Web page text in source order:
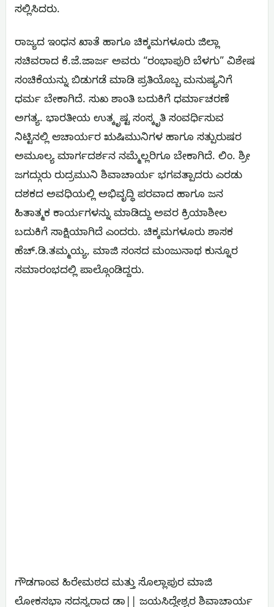
ಸಲ್ಲಿಸಿದರು.
ರಾಜ್ಯದ ಇಂಧನ ಖಾತೆ ಹಾಗೂ ಚಿಕ್ಕಮಗಳೂರು ಜಿಲ್ಲಾ
ಸಚಿವರಾದ ಕೆ.ಜೆ.ಜಾರ್ಜ ಅವರು “ರಂಭಾಪುರಿ ಬೆಳಗು” ವಿಶೇಷ
ಸಂಚಿಕೆಯನ್ನು ಬಿಡುಗಡೆ ಮಾಡಿ ಪ್ರತಿಯೊಬ್ಬ ಮನುಷ್ಯನಿಗೆ
ಧರ್ಮ ಬೇಕಾಗಿದೆ. ಸುಖ ಶಾಂತಿ ಬದುಕಿಗೆ ಧರ್ಮಾಚರಣೆ
ಅಗತ್ಯ. ಭಾರತೀಯ ಉತ್ಕೃಷ್ಟ ಸಂಸ್ಕೃತಿ ಸಂವರ್ಧಿಸುವ
ನಿಟ್ಟಿನಲ್ಲಿ ಆಚಾರ್ಯರ ಋಷಿಮುನಿಗಳ ಹಾಗೂ ಸತ್ಪುರುಷರ
ಅಮೂಲ್ಯ ಮಾರ್ಗದರ್ಶನ ನಮ್ಮೆಲ್ಲರಿಗೂ ಬೇಕಾಗಿದೆ. ಲಿಂ. ಶ್ರೀ
ಜಗದ್ಗುರು ರುದ್ರಮುನಿ ಶಿವಾಚಾರ್ಯ ಭಗವತ್ಪಾದರು ಎರಡು
ದಶಕದ ಅವಧಿಯಲ್ಲಿ ಅಭಿವೃದ್ಧಿ ಪರವಾದ ಹಾಗೂ ಜನ
ಹಿತಾತ್ಮಕ ಕಾರ್ಯಗಳನ್ನು ಮಾಡಿದ್ದು ಅವರ ಕ್ರಿಯಾಶೀಲ
ಬದುಕಿಗೆ ಸಾಕ್ಷಿಯಾಗಿದೆ ಎಂದರು. ಚಿಕ್ಕಮಗಳೂರು ಶಾಸಕ
ಹೆಚ್.ಡಿ.ತಮ್ಮಯ್ಯ, ಮಾಜಿ ಸಂಸದ ಮಂಜುನಾಥ ಕುನ್ನೂರ
ಸಮಾರಂಭದಲ್ಲಿ ಪಾಲ್ಗೊಂಡಿದ್ದರು.
ಗೌಡಗಾಂವ ಹಿರೇಮಠದ ಮತ್ತು ಸೊಲ್ಲಾಪುರ ಮಾಜಿ
ಲೋಕಸಭಾ ಸದಸ್ಯರಾದ ಡಾ|| ಜಯಸಿದ್ದೇಶ್ವರ ಶಿವಾಚಾರ್ಯ